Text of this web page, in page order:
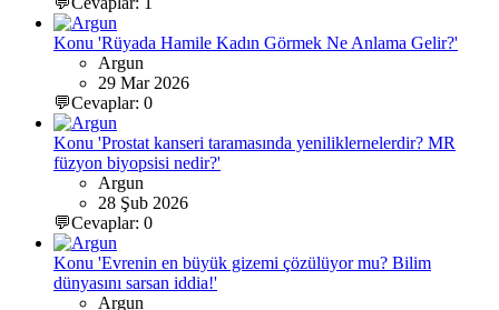
Konu 'Rüyada Hamile Kadın Görmek Ne Anlama Gelir?'
Argun
29 Mar 2026
💬Cevaplar: 0
Konu 'Prostat kanseri taramasında yeniliklernelerdir? MR
füzyon biyopsisi nedir?'
Argun
28 Şub 2026
💬Cevaplar: 0
Konu 'Evrenin en büyük gizemi çözülüyor mu? Bilim
dünyasını sarsan iddia!'
Argun